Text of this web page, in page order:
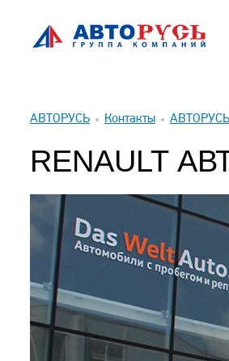
АВТОРУСЬ Контакты АВТОРУСЬ
RENAULT